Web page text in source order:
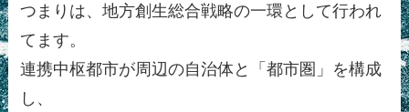
つまりは、地方創生総合戦略の一環として行われ
てます。
連携中枢都市が周辺の自治体と「都市圏」を構成
し、